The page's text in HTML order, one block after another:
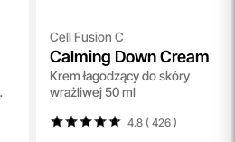
Cell Fusion C
Calming Down Cream
Krem łagodzący do skóry
wrażliwej 50 ml
4.8 ( 426)